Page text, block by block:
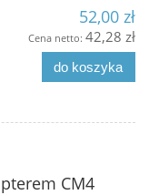
52,00 zł
Cena netto: 42,28 zł
do koszyka
CM4